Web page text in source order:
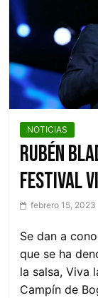
otro
Nivel
NOTICIAS
Rubén
Festival
febrero 15, 2023
Se dan a
que se ha
la salsa, Viva
Campín de